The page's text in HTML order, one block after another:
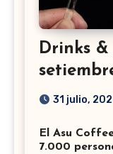
Drinks
31 julio,
El Asu
7.000